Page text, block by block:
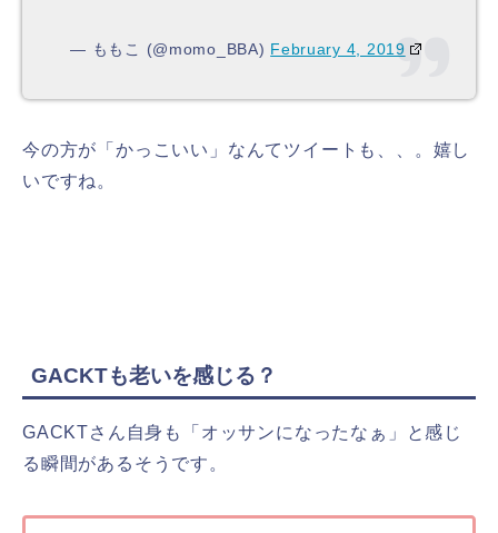
— ももこ (@momo_BBA) February 4, 2019
今の方が「かっこいい」なんてツイートも、、。嬉し
いですね。
GACKTも老いを感じる？
GACKTさん自身も「オッサンになったなぁ」と感じ
る瞬間があるそうです。